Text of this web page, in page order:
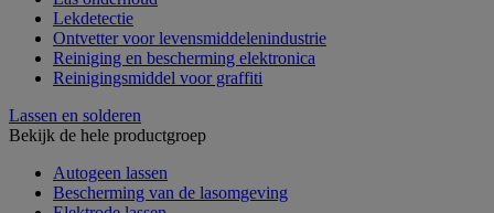
Lekdetectie
Ontvetter voor levensmiddelenindustrie
Reiniging en bescherming elektronica
Reinigingsmiddel voor graffiti
Lassen en solderen
Bekijk de hele productgroep
Autogeen lassen
Bescherming van de lasomgeving